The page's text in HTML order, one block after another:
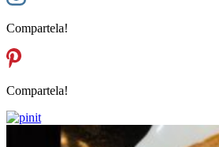
Compartela!
Compartela!